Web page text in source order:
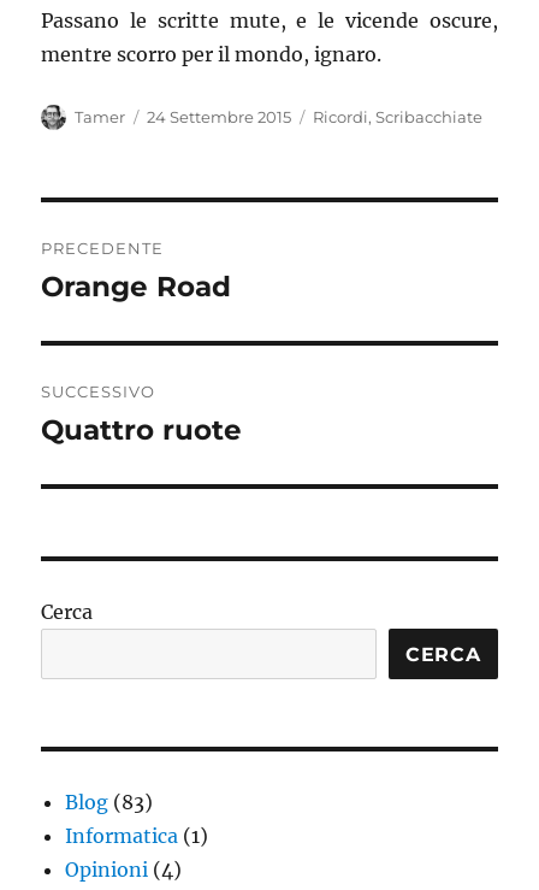
Passano le scritte mute, e le vicende oscure,
mentre scorro per il mondo, ignaro.
Autore
Tamer
Pubblicato
24 Settembre 2015 Categorie
Ricordi,Scribacchiate
articoli
PRECEDENTE
Articolo
Orange Road
SUCCESSIVO
Articolo
Quattro ruote
Cerca
CERCA
Blog (83)
Informatica (1)
Opinioni (4)